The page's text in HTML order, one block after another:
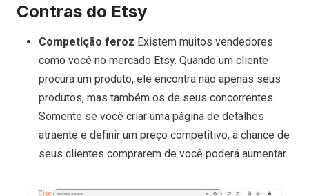
Contras do Etsy
Competição feroz Existem muitos vendedores
como você no mercado Etsy. Quando um cliente
procura um produto, ele encontra não apenas seus
produtos, mas também os de seus concorrentes.
Somente se você criar uma página de detalhes
atraente e definir um preço competitivo, a chance de
seus clientes comprarem de você poderá aumentar.